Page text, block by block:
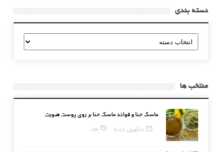
دسته بندی
دسته
بندی
منتخب ها
ماسک حنا و فوائد ماسک حنا بر روی پوست صورت
18 آوریل, 2018 199